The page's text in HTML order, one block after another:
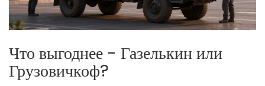
Что выгоднее - Газелькин или
Грузовичкоф?